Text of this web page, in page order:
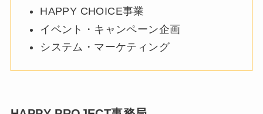
HAPPY CHOICE事業
イベント・キャンペーン企画
システム・マーケティング